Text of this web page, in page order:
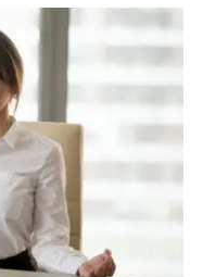
Como a
pode
saúde
Autismo
Psicoterapia
Individuais